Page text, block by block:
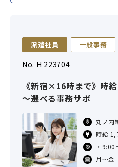
派遣社員 一般事務
No. H 223704
《新宿×16時まで》時
～選べる事務サポ
丸ノ内
戸線 都
徒歩15
駅、西
時給
※営業
は時
方は時
・
分）
・9:30
月～